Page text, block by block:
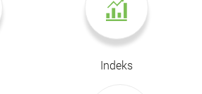
Indeks